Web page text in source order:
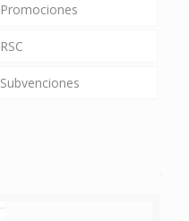
Promociones
RSC
Subvenciones